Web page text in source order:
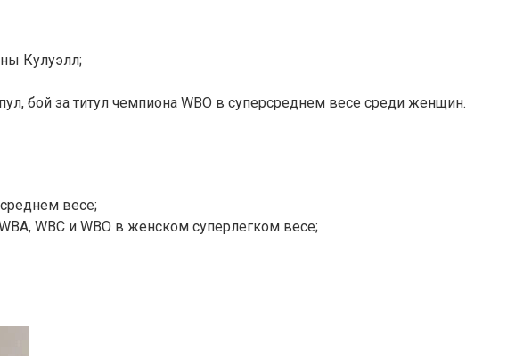
Кулуэлл;
бой за титул чемпиона WBO в суперсреднем весе среди женщин.
весе;
WBC и WBO в женском суперлегком весе;